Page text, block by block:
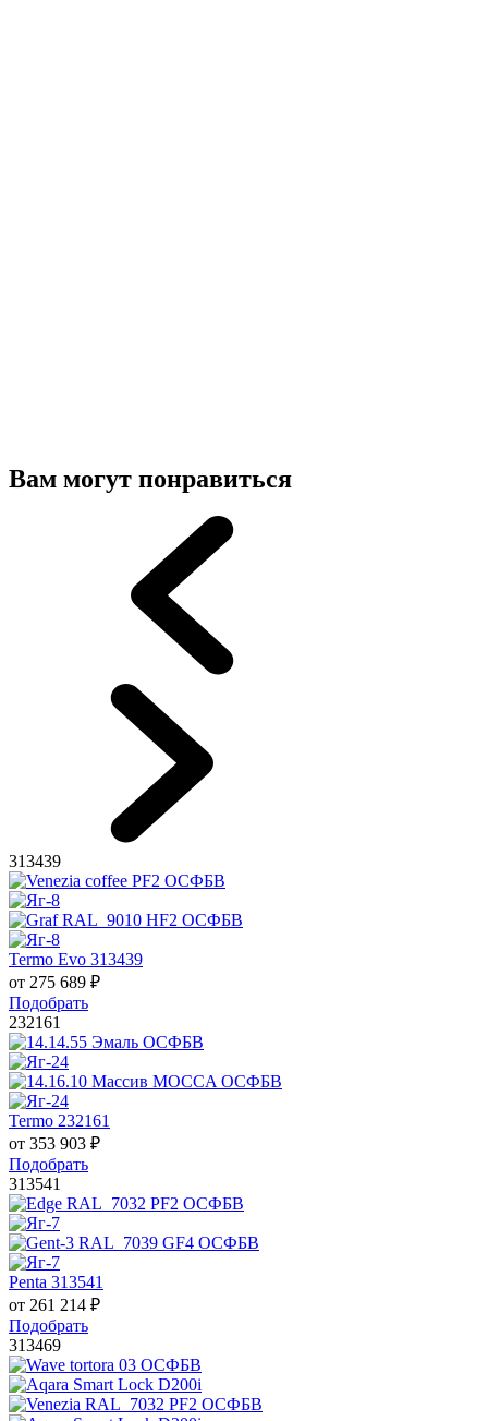
Вам могут понравиться
313439
Termo Evo 313439
от 275 689 ₽
Подобрать
232161
Termo 232161
от 353 903 ₽
Подобрать
313541
Penta 313541
от 261 214 ₽
Подобрать
313469